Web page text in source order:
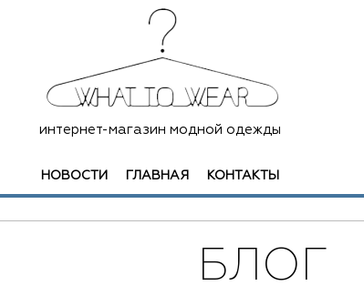
интернет-магазин модной одежды
НОВОСТИ ГЛАВНАЯ КОНТАКТЫ
БЛОГ